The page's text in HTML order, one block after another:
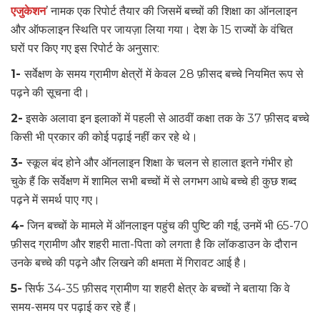
एजुकेशन’ नामक एक रिपोर्ट तैयार की जिसमें बच्चों की शिक्षा का ऑनलाइन
और ऑफलाइन स्थिति पर जायज़ा लिया गया। देश के 15 राज्यों के वंचित
घरों पर किए गए इस रिपोर्ट के अनुसार:
1-सर्वेक्षण के समय ग्रामीण क्षेत्रों में केवल 28 फ़ीसद बच्चे नियमित रूप से
पढ़ने की सूचना दी।
2- इसके अलावा इन इलाकों में पहली से आठवीं कक्षा तक के 37 फ़ीसद बच्चे
किसी भी प्रकार की कोई पढ़ाई नहीं कर रहे थे।
3-स्कूल बंद होने और ऑनलाइन शिक्षा के चलन से हालात इतने गंभीर हो
चुके हैं कि सर्वेक्षण में शामिल सभी बच्चों में से लगभग आधे बच्चे ही कुछ शब्द
पढ़ने में समर्थ पाए गए।
4- जिन बच्चों के मामले में ऑनलाइन पहुंच की पुष्टि की गई, उनमें भी 65-70
फ़ीसद ग्रामीण और शहरी माता-पिता को लगता है कि लॉकडाउन के दौरान
उनके बच्चे की पढ़ने और लिखने की क्षमता में गिरावट आई है।
5- सिर्फ 34-35 फ़ीसद ग्रामीण या शहरी क्षेत्र के बच्चों ने बताया कि वे
समय-समय पर पढ़ाई कर रहे हैं।